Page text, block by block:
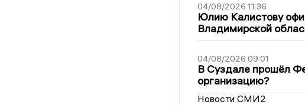
04/08/2026 11:36
Юлию Калистову
Владимирской
04/08/2026 09:01
В Суздале прошёл
организацию?
Новости СМИ2